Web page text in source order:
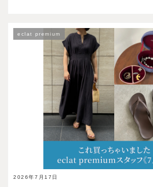
2026年7月17日
eclat premium